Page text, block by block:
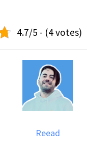
4.7/5 - (4 votes)
Reead